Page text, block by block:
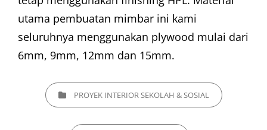
utama pembuatan mimbar ini kami
seluruhnya menggunakan plywood mulai dari
6mm, 9mm, 12mm dan 15mm.
CATEGORIESPROYEK INTERIOR SEKOLAH & SOSIAL